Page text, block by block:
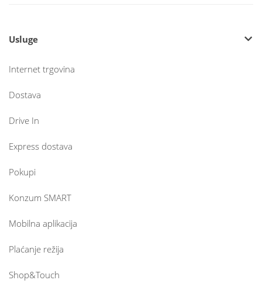
Usluge
Internet trgovina
Dostava
Drive In
Express dostava
Pokupi
Konzum SMART
Mobilna aplikacija
Plaćanje režija
Shop&Touch